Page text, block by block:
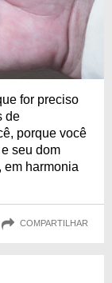
for preciso
de
porque você
seu dom
em harmonia
COMPARTILHAR